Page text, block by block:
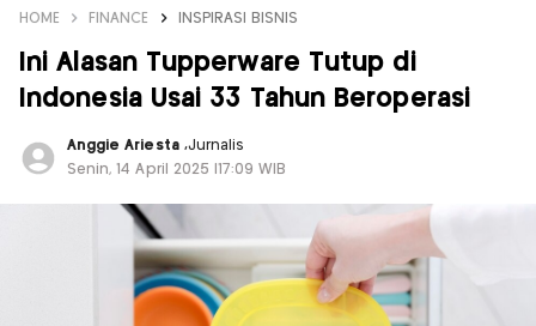
HOME FINANCE INSPIRASI BISNIS
Ini Alasan Tupperware Tutup di
Indonesia Usai 33 Tahun Beroperasi
Anggie Ariesta ,Jurnalis
Senin, 14 April 2025 |17:09 WIB